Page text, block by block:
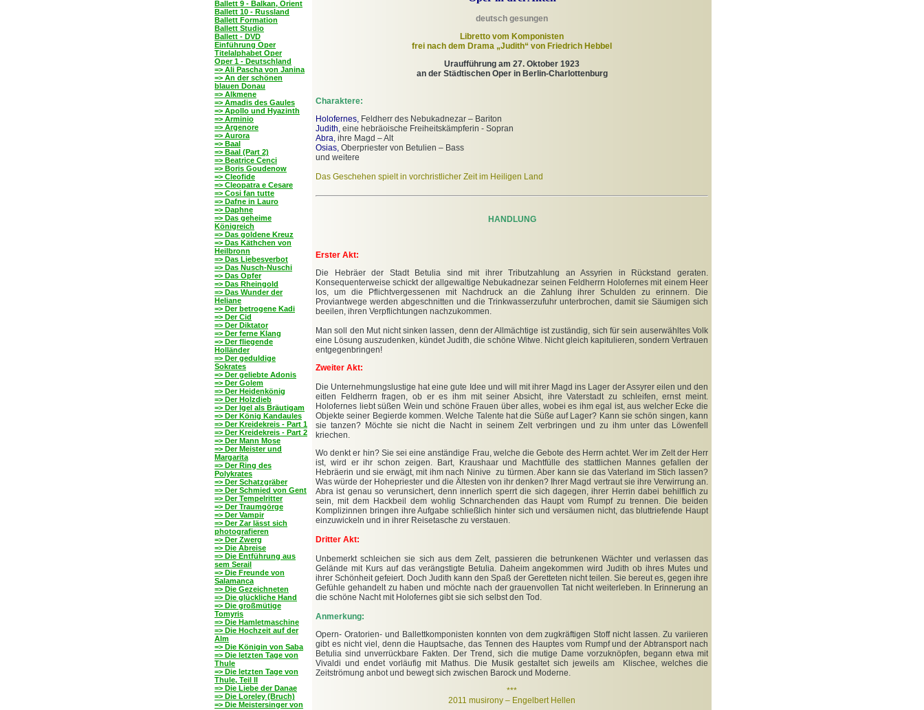
Ballett 9 - Balkan, Orient
Ballett 10 - Russland
Ballett Formation
Ballett Studio
Ballett - DVD
Einführung Oper
Titelalphabet Oper
Oper 1 - Deutschland
=> Ali Pascha von Janina
=> An der schönen
blauen Donau
=> Alkmene
=> Amadis des Gaules
=> Apollo und Hyazinth
=> Arminio
=> Argenore
=> Aurora
=> Baal
=> Baal (Part 2)
=> Beatrice Cenci
=> Boris Goudenow
=> Cleofide
=> Cleopatra e Cesare
=> Cosi fan tutte
=> Dafne in Lauro
=> Daphne
=> Das geheime
Königreich
=> Das goldene Kreuz
=> Das Käthchen von
Heilbronn
=> Das Liebesverbot
=> Das Nusch-Nuschi
=> Das Opfer
=> Das Rheingold
=> Das Wunder der
Heliane
=> Der betrogene Kadi
=> Der Cid
=> Der Diktator
=> Der ferne Klang
=> Der fliegende
Holländer
=> Der geduldige
Sokrates
=> Der geliebte Adonis
=> Der Golem
=> Der Heidenkönig
=> Der Holzdieb
=> Der Igel als Bräutigam
=> Der König Kandaules
=> Der Kreidekreis - Part 1
=> Der Kreidekreis - Part 2
=> Der Mann Mose
=> Der Meister und
Margarita
=> Der Ring des
Polykrates
=> Der Schatzgräber
=> Der Schmied von Gent
=> Der Tempelritter
=> Der Traumgörge
=> Der Vampir
=> Der Zar lässt sich
photografieren
=> Der Zwerg
=> Die Abreise
=> Die Entführung aus
sem Serail
=> Die Freunde von
Salamanca
=> Die Gezeichneten
=> Die glückliche Hand
=> Die großmütige
Tomyris
=> Die Hamletmaschine
=> Die Hochzeit auf der
Alm
=> Die Königin von Saba
=> Die letzten Tage von
Thule
=> Die letzten Tage von
Thule, Teil II
=> Die Liebe der Danae
=> Die Loreley (Bruch)
=> Die Meistersinger von
deutsch gesungen
Libretto vom Komponisten
frei nach dem Drama „Judith“ von Friedrich Hebbel
Uraufführung am 27. Oktober 1923
an der Städtischen Oper in Berlin-Charlottenburg
Charaktere:
Holofernes, Feldherr des Nebukadnezar – Bariton
Judith, eine hebräoische Freiheitskämpferin - Sopran
Abra, ihre Magd – Alt
Osias, Oberpriester von Betulien – Bass
und weitere
Das Geschehen spielt in vorchristlicher Zeit im Heiligen Land
HANDLUNG
Erster Akt:
Die Hebräer der Stadt Betulia sind mit ihrer Tributzahlung an Assyrien in Rückstand geraten.
Konsequenterweise schickt der allgewaltige Nebukadnezar seinen Feldherrn Holofernes mit einem Heer
los, um die Pflichtvergessenen mit Nachdruck an die Zahlung ihrer Schulden zu erinnern. Die
Proviantwege werden abgeschnitten und die Trinkwasserzufuhr unterbrochen, damit sie Säumigen sich
beeilen, ihren Verpflichtungen nachzukommen.
Man soll den Mut nicht sinken lassen, denn der Allmächtige ist zuständig, sich für sein auserwähltes Volk
eine Lösung auszudenken, kündet Judith, die schöne Witwe. Nicht gleich kapitulieren, sondern Vertrauen
entgegenbringen!
Zweiter Akt:
Die Unternehmungslustige hat eine gute Idee und will mit ihrer Magd ins Lager der Assyrer eilen und den
eitlen Feldherrn fragen, ob er es ihm mit seiner Absicht, ihre Vaterstadt zu schleifen, ernst meint.
Holofernes liebt süßen Wein und schöne Frauen über alles, wobei es ihm egal ist, aus welcher Ecke die
Objekte seiner Begierde kommen. Welche Talente hat die Süße auf Lager? Kann sie schön singen, kann
sie tanzen? Möchte sie nicht die Nacht in seinem Zelt verbringen und zu ihm unter das Löwenfell
kriechen.
Wo denkt er hin? Sie sei eine anständige Frau, welche die Gebote des Herrn achtet. Wer im Zelt der Herr
ist, wird er ihr schon zeigen. Bart, Kraushaar und Machtfülle des stattlichen Mannes gefallen der
Hebräerin und sie erwägt, mit ihm nach Ninive zu türmen. Aber kann sie das Vaterland im Stich lassen?
Was würde der Hohepriester und die Ältesten von ihr denken? Ihrer Magd vertraut sie ihre Verwirrung an.
Abra ist genau so verunsichert, denn innerlich sperrt die sich dagegen, ihrer Herrin dabei behilflich zu
sein, mit dem Hackbeil dem wohlig Schnarchenden das Haupt vom Rumpf zu trennen. Die beiden
Komplizinnen bringen ihre Aufgabe schließlich hinter sich und versäumen nicht, das bluttriefende Haupt
einzuwickeln und in ihrer Reisetasche zu verstauen.
Dritter Akt:
Unbemerkt schleichen sie sich aus dem Zelt, passieren die betrunkenen Wächter und verlassen das
Gelände mit Kurs auf das verängstigte Betulia. Daheim angekommen wird Judith ob ihres Mutes und
ihrer Schönheit gefeiert. Doch Judith kann den Spaß der Geretteten nicht teilen. Sie bereut es, gegen ihre
Gefühle gehandelt zu haben und möchte nach der grauenvollen Tat nicht weiterleben. In Erinnerung an
die schöne Nacht mit Holofernes gibt sie sich selbst den Tod.
Anmerkung:
Opern- Oratorien- und Ballettkomponisten konnten von dem zugkräftigen Stoff nicht lassen. Zu variieren
gibt es nicht viel, denn die Hauptsache, das Tennen des Hauptes vom Rumpf und der Abtransport nach
Betulia sind unverrückbare Fakten. Der Trend, sich die mutige Dame vorzuknöpfen, begann etwa mit
Vivaldi und endet vorläufig mit Mathus. Die Musik gestaltet sich jeweils am Klischee, welches die
Zeitströmung anbot und bewegt sich zwischen Barock und Moderne.
***
2011 musirony – Engelbert Hellen